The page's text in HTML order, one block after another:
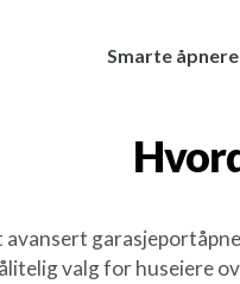
Smarte åpnere
avansert
valg for huseiere